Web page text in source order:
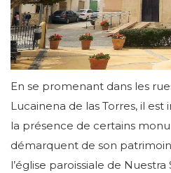
En se promenant dans les
Lucainena de las Torres, il
la présence de certains
démarquent de son
l’église paroissiale de